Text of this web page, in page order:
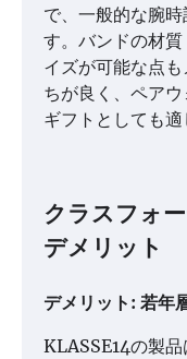
で、一般的な腕
す。バンドの材
イズが可能な点
ちが良く、ペアウ
ギフトとしても適
クラスフォ
デメリット
デメリット: 若年
KLASSE14の製